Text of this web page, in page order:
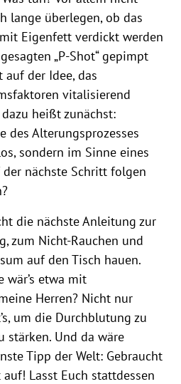
lange überlegen, ob das
Eigenfett verdickt werden
„P-Shot“ gepimpt
der Idee, das
vitalisierend
heißt zunächst:
des Alterungsprozesses
sondern im Sinne eines
der nächste Schritt folgen
die nächste Anleitung zur
zum Nicht-Rauchen und
auf den Tisch hauen.
wär’s etwa mit
Herren? Nicht nur
um die Durchblutung zu
stärken. Und da wäre
Tipp der Welt: Gebraucht
Lasst Euch stattdessen